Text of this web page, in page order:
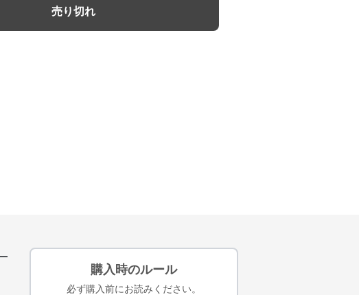
売り切れ
購入時のルール
必ず購入前にお読みください。